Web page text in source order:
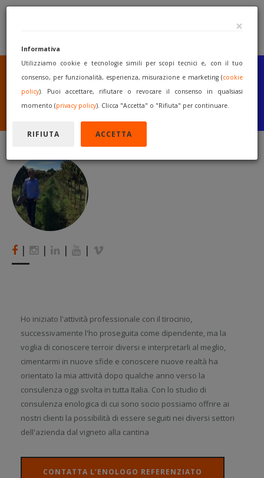
SEI UN COSTRUTTORE
O UN RIVENDITORE?
PUBBLICA GRATUITAMENTE
I TUOI MACCHINARI
INIZIA A VENDERE
| | | |
Ho iniziato l'attività professionale con il tirocinio,
successivamente l'ho proseguita come dipendente, ma la
voglia di conoscere terroir diversi e interpretarli al meglio,
cimentarmi in nuove sfide e conoscere nuove realtà ha
orientato la mia attività dopo qualche anno verso la
consulenza oggi svolta in tutta Italia. Con lo studio di
consulenza enologica di cui sono socio possiamo offrire ai
nostri clienti la possibilità di essere seguiti nei diversi settori
dell'azienda dal vigneto alla cantina
CONTATTA L’ENOLOGO REFERENZIATO
×
Informativa
Utilizziamo cookie e tecnologie simili per scopi tecnici e, con il tuo
consenso, per funzionalità, esperienza, misurazione e marketing (cookie
policy). Puoi accettare, rifiutare o revocare il consenso in qualsiasi
momento (privacy policy). Clicca "Accetta" o "Rifiuta" per continuare.
RIFIUTA ACCETTA